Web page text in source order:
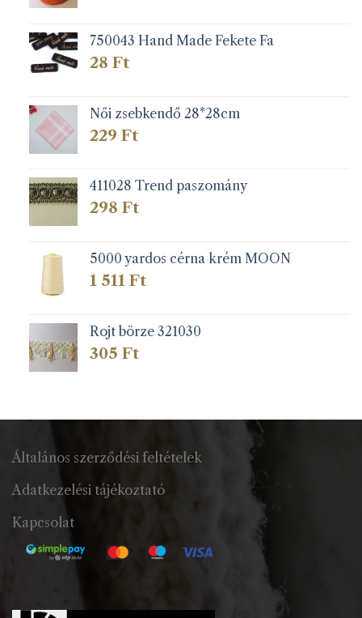
750043 Hand Made Fekete Fa
28 Ft
Női zsebkendő 28*28cm
229 Ft
411028 Trend paszomány
298 Ft
5000 yardos cérna krém MOON
1 511 Ft
Rojt börze 321030
305 Ft
Általános szerződési feltételek
Adatkezelési tájékoztató
Kapcsolat